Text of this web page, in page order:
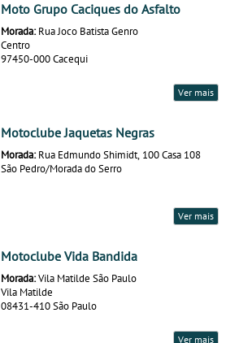
Moto Grupo Caciques do Asfalto
Morada: Rua Joco Batista Genro
Centro
97450-000 Cacequi
Ver mais
Motoclube Jaquetas Negras
Morada: Rua Edmundo Shimidt, 100 Casa 108
São Pedro/Morada do Serro
Ver mais
Motoclube Vida Bandida
Morada:Vila Matilde São Paulo
Vila Matilde
08431-410 São Paulo
Ver mais